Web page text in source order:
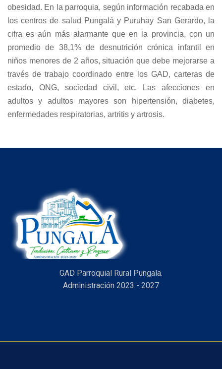
obesidad. En la parroquia, según información recabada en
los centros de salud Pungalá y Puruhay San Gerardo, la
cifra es aún más alarmante que en la provincia, con un
promedio de 38,1% de desnutrición crónica infantil en
niños menores de 2 años, situación que debe mejorarse a
través de trabajo coordinado entre los GAD, carteras de
estado, ONG, sociedad civil, etc. Las afecciones en
adultos y adultos mayores son hipertensión, diabetes,
enfermedades respiratorias, artritis y artrosis.
GAD Parroquial Rural Pungala.
Administración 2023 - 2027